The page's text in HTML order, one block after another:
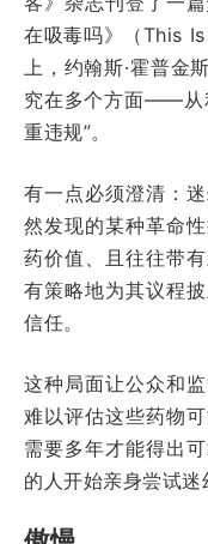
在吸毒吗》（This
上，约翰斯·霍普金
究在多个方面——从
重违规”。
有一点必须澄清：
然发现的某种革命
药价值、且往往带
有策略地为其议程
信任。
这种局面让公众和
难以评估这些药物
需要多年才能得出
的人开始亲身尝试迷